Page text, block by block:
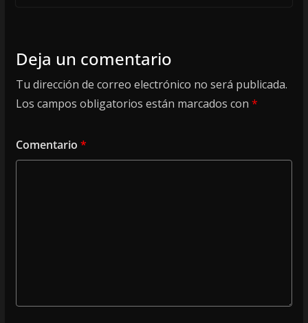
Deja un comentario
Tu dirección de correo electrónico no será publicada.
Los campos obligatorios están marcados con *
Comentario *